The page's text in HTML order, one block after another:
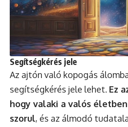
Segítségkérés jele
Az ajtón való kopogás
segítségkérés jele lehet. Ez
hogy valaki a valós
szorul, és az álmodó